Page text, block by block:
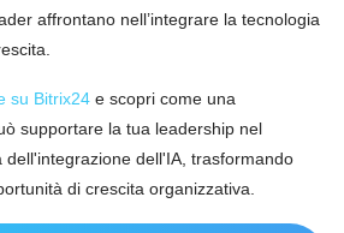
affrontano nell’integrare la tecnologia
su Bitrix24 e scopri come una
supportare la tua leadership nel
dell'integrazione dell'IA, trasformando
di crescita organizzativa.